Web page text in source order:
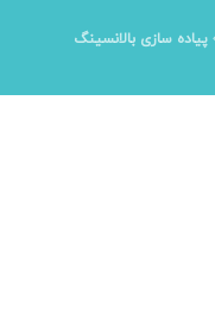
پیاده سازی بالانسینگ